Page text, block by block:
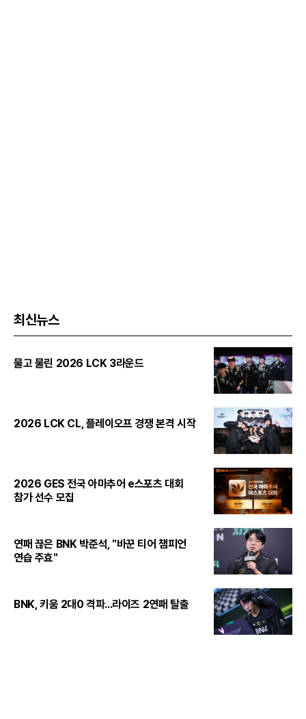
최신뉴스
물고 물린 2026 LCK 3라운드
2026 LCK CL, 플레이오프 경쟁 본격 시작
2026 GES 전국 아마추어 e스포츠 대회
참가 선수 모집
연패 끊은 BNK 박준석, "바꾼 티어 챔피언
연습 주효"
BNK, 키움 2대0 격파...라이즈 2연패 탈출